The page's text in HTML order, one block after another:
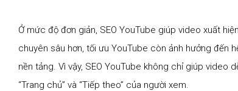
Ở mức độ đơn giản, SEO YouTube giúp video xuất
chuyên sâu hơn, tối ưu YouTube còn ảnh hưởng đến
nền tảng. Vì vậy, SEO YouTube không chỉ giúp video
“Trang chủ” và “Tiếp theo” của người xem.